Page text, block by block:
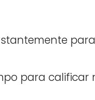
para calificar